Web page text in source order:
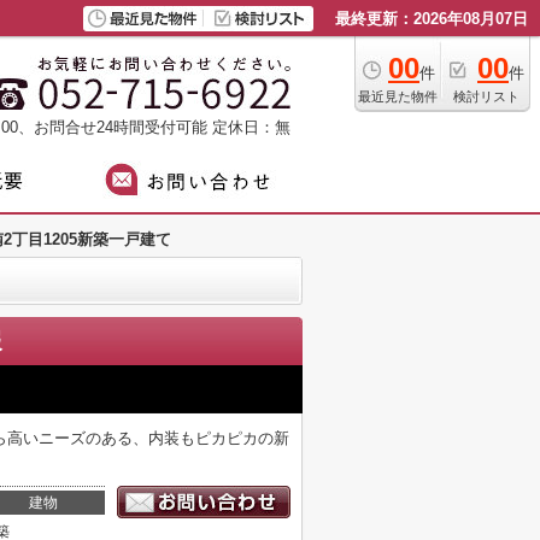
最終更新：2026年08月07日
00件
最近見た物件
00件
検討リスト
、お問合せ24時間受付可能 定休日：無
丁目1205新築一戸建て
いニーズのある、内装もピカピカの新
建物